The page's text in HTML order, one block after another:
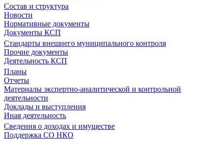
Состав и структура
Новости
Нормативные документы
Документы КСП
Стандарты внешнего муниципального контроля
Прочие документы
Деятельность КСП
Планы
Отчеты
Материалы экспертно-аналитической и контрольной
деятельности
Доклады и выступления
Иная деятельность
Сведения о доходах и имуществе
Поддержка СО НКО